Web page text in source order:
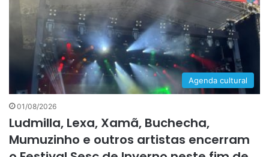
Agenda cultural
01/08/2026
Ludmilla, Lexa, Xamã, Buchecha,
Mumuzinho e outros artistas encerram